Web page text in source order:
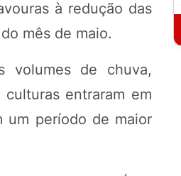
à redução das
mês de maio.
volumes de chuva,
entraram em
um período de maior
COMPRAR